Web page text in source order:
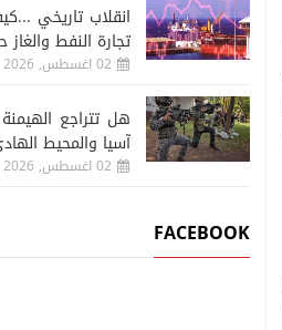
انقلاب تاريخي
تجارة النفط والغاز
02 اغسطس, 2026
هل تتراجع
آسيا والمحيط
02 اغسطس, 2026
FACEBOOK